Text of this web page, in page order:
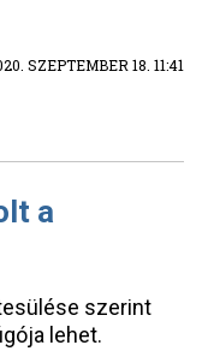
SZEPTEMBER 18. 11:41
a
szerint
lehet.